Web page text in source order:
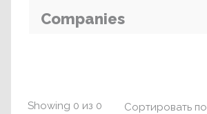
Showing 0 из 0
Сортировать по
Companies